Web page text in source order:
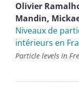
Olivier
Mandin,
Niveaux de
intérieurs en
Particle levels in